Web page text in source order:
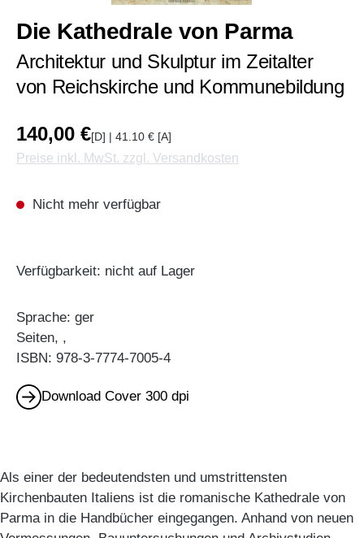
Die Kathedrale von Parma
Architektur und Skulptur im Zeitalter
von Reichskirche und Kommunebildung
140,00 €[D] | 41.10 € [A]
Preise inkl. MwSt. zzgl. Versandkosten
Nicht mehr verfügbar
Verfügbarkeit: nicht auf Lager
Sprache: ger
Seiten, ,
ISBN: 978-3-7774-7005-4
Download Cover 300 dpi
Als einer der bedeutendsten und umstrittensten
Kirchenbauten Italiens ist die romanische Kathedrale von
Parma in die Handbücher eingegangen. Anhand von neuen